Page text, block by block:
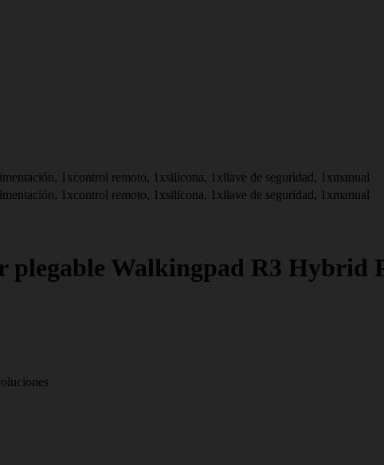
1xcontrol remoto, 1xsilicona, 1xllave de seguridad, 1xmanual
1xcontrol remoto, 1xsilicona, 1xllave de seguridad, 1xmanual
plegable Walkingpad R3 Hybrid